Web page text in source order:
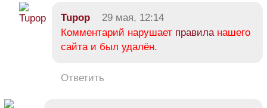
Tupop
29 мая, 12:14
Комментарий нарушает правила нашего
сайта и был удалён.
Ответить